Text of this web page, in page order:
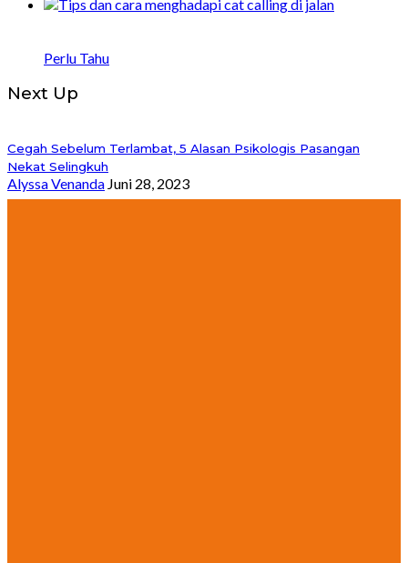
Perlu Tahu
Next Up
Cegah Sebelum Terlambat, 5 Alasan Psikologis Pasangan
Nekat Selingkuh
Alyssa Venanda Juni 28, 2023